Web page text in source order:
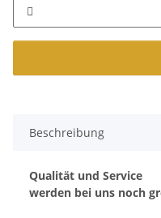
Beschreibung
Qualität und Service
werden bei uns noch